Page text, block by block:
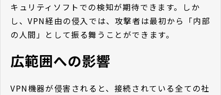
キュリティソフトでの検知が期待できます。しか
し、VPN経由の侵入では、攻撃者は最初から「内部
の人間」として振る舞うことができます。
広範囲への影響
VPN機器が侵害されると、接続されている全ての社